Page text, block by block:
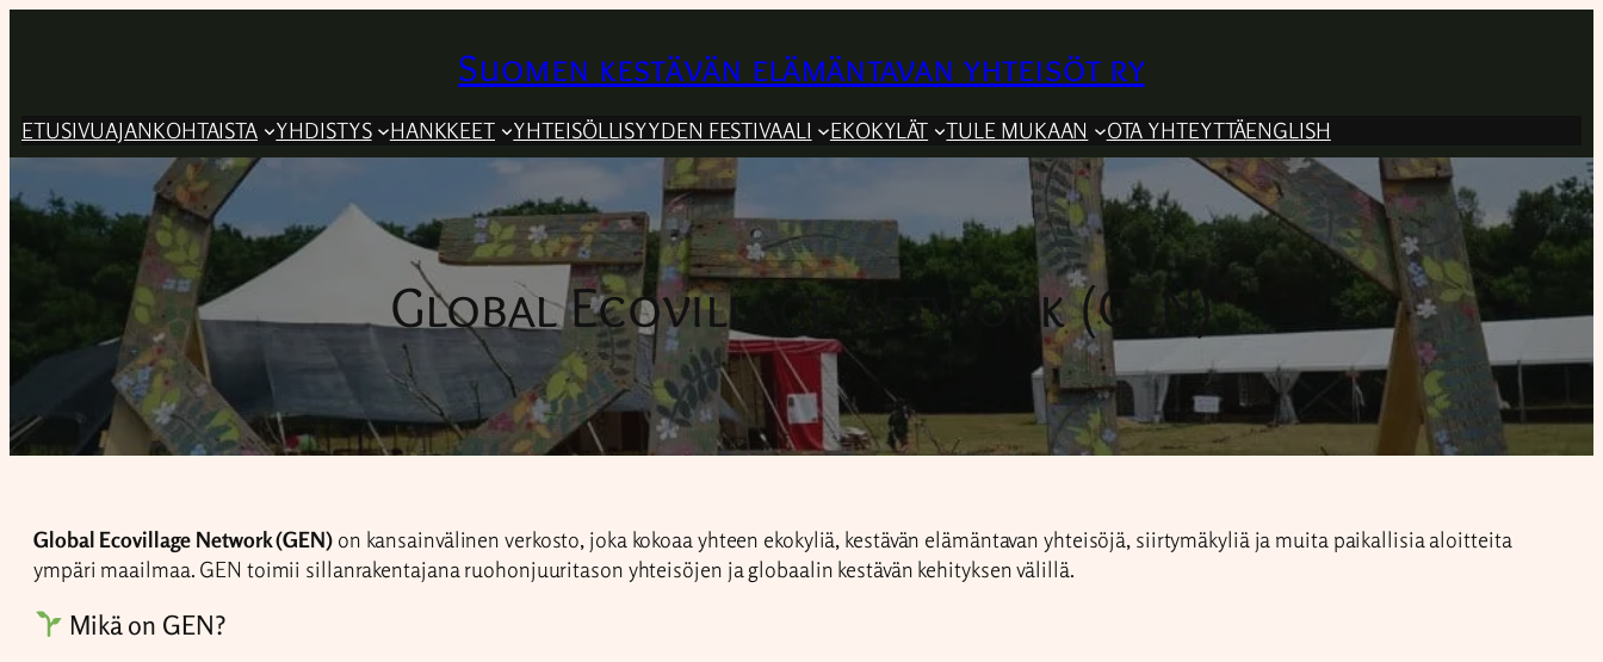
Suomen kestävän elämäntavan yhteisöt ry
ETUSIVUAJANKOHTAISTA YHDISTYS HANKKEET YHTEISÖLLISYYDEN FESTIVAALI EKOKYLÄT TULE MUKAAN OTA YHTEYTTÄENGLISH
Global Ecovillage Network (GEN)
Global Ecovillage Network (GEN)on kansainvälinen verkosto, joka kokoaa yhteen ekokyliä, kestävän elämäntavan yhteisöjä, siirtymäkyliä ja muita paikallisia aloitteita
ympäri maailmaa. GEN toimii sillanrakentajana ruohonjuuritason yhteisöjen ja globaalin kestävän kehityksen välillä.
Mikä on GEN?